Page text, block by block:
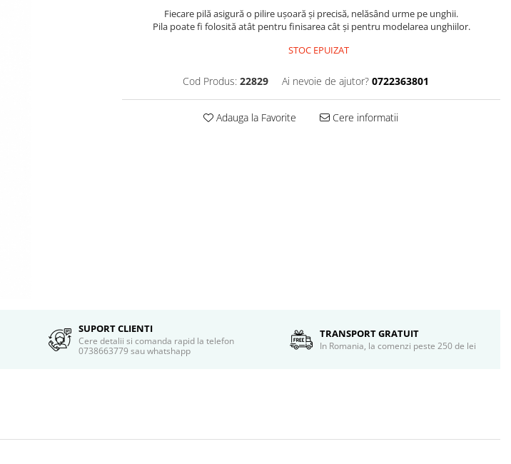
Fiecare pilă asigură o pilire ușoară și precisă, nelăsând urme pe unghii.
Pila poate fi folosită atât pentru finisarea cât și pentru modelarea unghiilor.
STOC EPUIZAT
Cod Produs: 22829 Ai nevoie de ajutor? 0722363801
Adauga la Favorite Cere informatii
SUPORT CLIENTI
Cere detalii si comanda rapid la telefon
0738663779 sau whatshapp
TRANSPORT GRATUIT
In Romania, la comenzi peste 250 de lei